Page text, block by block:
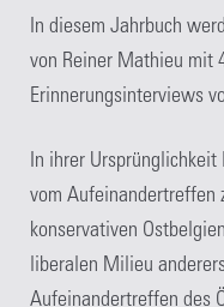
In diesem Jahrbuch
von Reiner Mathieu mit
Erinnerungsinterviews
In ihrer Ursprünglichkeit
vom Aufeinandertreffen
konservativen
liberalen Milieu
Aufeinandertreffen des